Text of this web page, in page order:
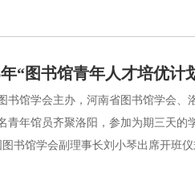
“图书馆青年人才培优计
馆学会主办，河南省图书馆学会、
青年馆员齐聚洛阳，参加为期三天
图书馆学会副理事长刘小琴出席开